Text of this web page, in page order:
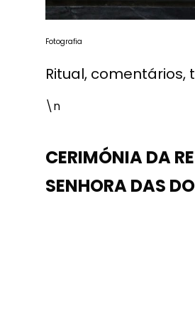
Fotografia
Ritual, comentários,
\n
CERIMÓNIA DA
SENHORA DAS